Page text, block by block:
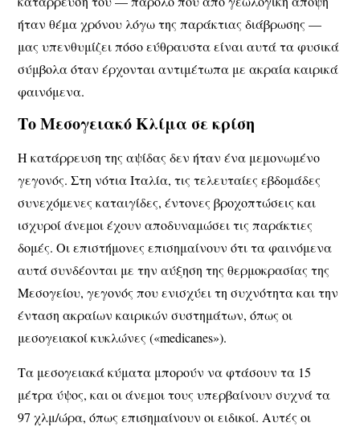
ήταν θέμα χρόνου λόγω της παράκτιας διάβρωσης —
μας υπενθυμίζει πόσο εύθραυστα είναι αυτά τα φυσικά
σύμβολα όταν έρχονται αντιμέτωπα με ακραία καιρικά
φαινόμενα.
Το Μεσογειακό Κλίμα σε κρίση
Η κατάρρευση της αψίδας δεν ήταν ένα μεμονωμένο
γεγονός. Στη νότια Ιταλία, τις τελευταίες εβδομάδες
συνεχόμενες καταιγίδες, έντονες βροχοπτώσεις και
ισχυροί άνεμοι έχουν αποδυναμώσει τις παράκτιες
δομές. Οι επιστήμονες επισημαίνουν ότι τα φαινόμενα
αυτά συνδέονται με την αύξηση της θερμοκρασίας της
Μεσογείου, γεγονός που ενισχύει τη συχνότητα και την
ένταση ακραίων καιρικών συστημάτων, όπως οι
μεσογειακοί κυκλώνες («medicanes»).
Τα μεσογειακά κύματα μπορούν να φτάσουν τα 15
μέτρα ύψος, και οι άνεμοι τους υπερβαίνουν συχνά τα
97 χλμ/ώρα, όπως επισημαίνουν οι ειδικοί. Αυτές οι